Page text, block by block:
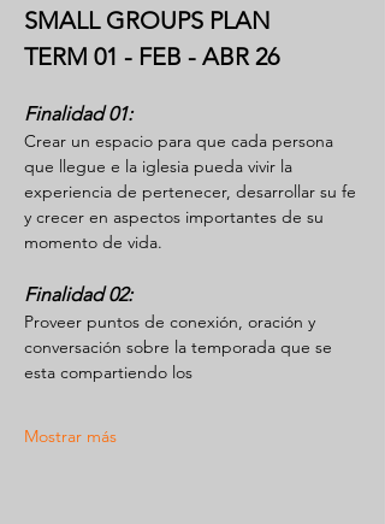
SMALL GROUPS PLAN
TERM 01 - FEB - ABR 26
Finalidad 01:
Crear un espacio para que cada persona
que llegue e la iglesia pueda vivir la
experiencia de pertenecer, desarrollar su fe
y crecer en aspectos importantes de su
momento de vida.
Finalidad 02:
Proveer puntos de conexión, oración y
conversación sobre la temporada que se
esta compartiendo los
Mostrar más